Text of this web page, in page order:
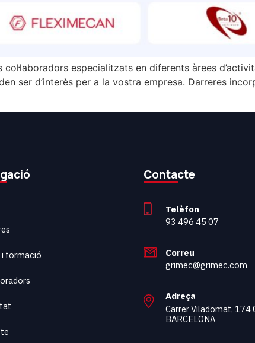
especialitzats en diferents àrees
ser d’interès per a la vostra empresa. Darreres
i formació
Contacte
Telèfon
93 496 45 07
Correu
grimec@grimec.com
Adreça
Carrer Viladomat, 174
BARCELONA